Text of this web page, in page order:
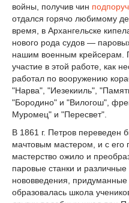
войны, получив чин
отдался горячо любимому
время, в Архангельске
нового рода судов —
нашим военным крейсерам.
участие в этой работе, как
работал по вооружению
"Нарва", "Иезекииль",
"Бородино" и "Вилогош",
Муромец" и "Пересвет".
В 1861 г. Петров переведен
мачтовым мастером, и с его
мастерство ожило и
паровые станки и
нововведения,
образовалась школа